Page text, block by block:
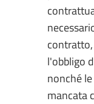
l'obbligo
nonché
mancata